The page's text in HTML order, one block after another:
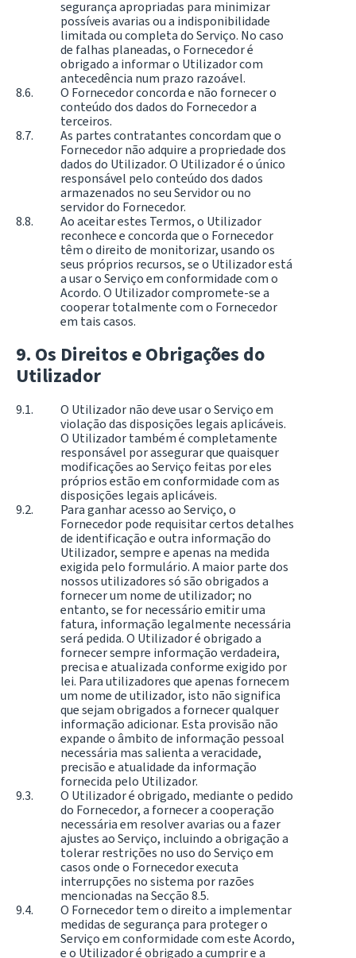
segurança apropriadas para minimizar
possíveis avarias ou a indisponibilidade
limitada ou completa do Serviço. No caso
de falhas planeadas, o Fornecedor é
obrigado a informar o Utilizador com
antecedência num prazo razoável.
O Fornecedor concorda e não fornecer o
conteúdo dos dados do Fornecedor a
terceiros.
As partes contratantes concordam que o
Fornecedor não adquire a propriedade dos
dados do Utilizador. O Utilizador é o único
responsável pelo conteúdo dos dados
armazenados no seu Servidor ou no
servidor do Fornecedor.
Ao aceitar estes Termos, o Utilizador
reconhece e concorda que o Fornecedor
têm o direito de monitorizar, usando os
seus próprios recursos, se o Utilizador está
a usar o Serviço em conformidade com o
Acordo. O Utilizador compromete-se a
cooperar totalmente com o Fornecedor
em tais casos.
Os Direitos e Obrigações do
Utilizador
O Utilizador não deve usar o Serviço em
violação das disposições legais aplicáveis.
O Utilizador também é completamente
responsável por assegurar que quaisquer
modificações ao Serviço feitas por eles
próprios estão em conformidade com as
disposições legais aplicáveis.
Para ganhar acesso ao Serviço, o
Fornecedor pode requisitar certos detalhes
de identificação e outra informação do
Utilizador, sempre e apenas na medida
exigida pelo formulário. A maior parte dos
nossos utilizadores só são obrigados a
fornecer um nome de utilizador; no
entanto, se for necessário emitir uma
fatura, informação legalmente necessária
será pedida. O Utilizador é obrigado a
fornecer sempre informação verdadeira,
precisa e atualizada conforme exigido por
lei. Para utilizadores que apenas fornecem
um nome de utilizador, isto não significa
que sejam obrigados a fornecer qualquer
informação adicionar. Esta provisão não
expande o âmbito de informação pessoal
necessária mas salienta a veracidade,
precisão e atualidade da informação
fornecida pelo Utilizador.
O Utilizador é obrigado, mediante o pedido
do Fornecedor, a fornecer a cooperação
necessária em resolver avarias ou a fazer
ajustes ao Serviço, incluindo a obrigação a
tolerar restrições no uso do Serviço em
casos onde o Fornecedor executa
interrupções no sistema por razões
mencionadas na Secção 8.5.
O Fornecedor tem o direito a implementar
medidas de segurança para proteger o
Serviço em conformidade com este Acordo,
e o Utilizador é obrigado a cumprir e a